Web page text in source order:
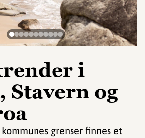
i
Stavern og
grenser finnes et